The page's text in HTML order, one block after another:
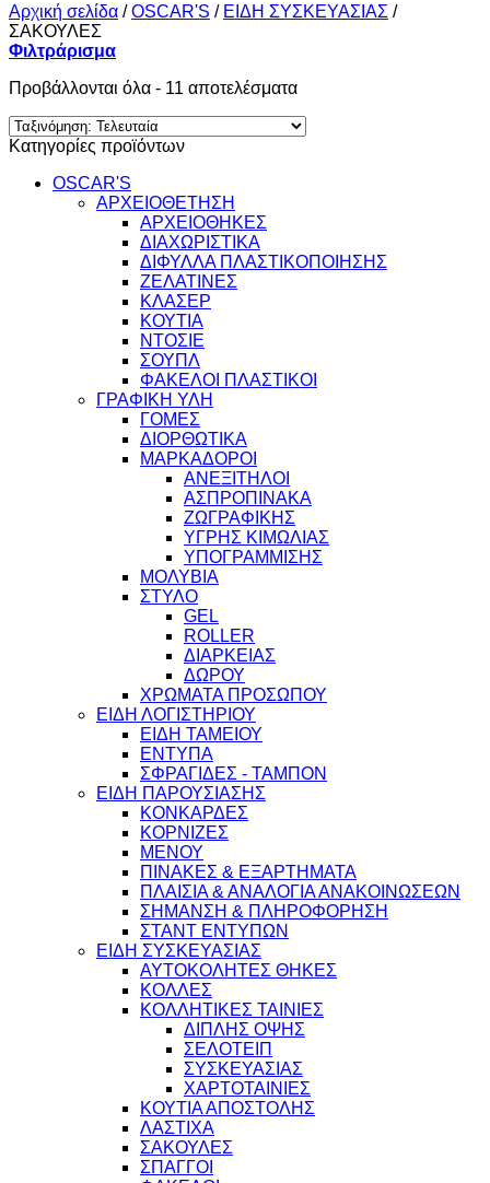
Αρχική σελίδα / OSCAR'S / ΕΙΔΗ ΣΥΣΚΕΥΑΣΙΑΣ /
ΣΑΚΟΥΛΕΣ
Φιλτράρισμα
Προβάλλονται όλα - 11 αποτελέσματαSorted
latest
Κατηγορίες προϊόντων
OSCAR'S
ΑΡΧΕΙΟΘΕΤΗΣΗ
ΑΡΧΕΙΟΘΗΚΕΣ
ΔΙΑΧΩΡΙΣΤΙΚΑ
ΔΙΦΥΛΛΑ ΠΛΑΣΤΙΚΟΠΟΙΗΣΗΣ
ΖΕΛΑΤΙΝΕΣ
ΚΛΑΣΕΡ
ΚΟΥΤΙΑ
ΝΤΟΣΙΕ
ΣΟΥΠΛ
ΦΑΚΕΛΟΙ ΠΛΑΣΤΙΚΟΙ
ΓΡΑΦΙΚΗ ΥΛΗ
ΓΟΜΕΣ
ΔΙΟΡΘΩΤΙΚΑ
ΜΑΡΚΑΔΟΡΟΙ
ΑΝΕΞΙΤΗΛΟΙ
ΑΣΠΡΟΠΙΝΑΚΑ
ΖΩΓΡΑΦΙΚΗΣ
ΥΓΡΗΣ ΚΙΜΩΛΙΑΣ
ΥΠΟΓΡΑΜΜΙΣΗΣ
ΜΟΛΥΒΙΑ
ΣΤΥΛΟ
GEL
ROLLER
ΔΙΑΡΚΕΙΑΣ
ΔΩΡΟΥ
ΧΡΩΜΑΤΑ ΠΡΟΣΩΠΟΥ
ΕΙΔΗ ΛΟΓΙΣΤΗΡΙΟΥ
ΕΙΔΗ ΤΑΜΕΙΟΥ
ΕΝΤΥΠΑ
ΣΦΡΑΓΙΔΕΣ - ΤΑΜΠΟΝ
ΕΙΔΗ ΠΑΡΟΥΣΙΑΣΗΣ
ΚΟΝΚΑΡΔΕΣ
ΚΟΡΝΙΖΕΣ
ΜΕΝΟΥ
ΠΙΝΑΚΕΣ & ΕΞΑΡΤΗΜΑΤΑ
ΠΛΑΙΣΙΑ & ΑΝΑΛΟΓΙΑ ΑΝΑΚΟΙΝΩΣΕΩΝ
ΣΗΜΑΝΣΗ & ΠΛΗΡΟΦΟΡΗΣΗ
ΣΤΑΝΤ ΕΝΤΥΠΩΝ
ΕΙΔΗ ΣΥΣΚΕΥΑΣΙΑΣ
ΑΥΤΟΚΟΛΗΤΕΣ ΘΗΚΕΣ
ΚΟΛΛΕΣ
ΚΟΛΛΗΤΙΚΕΣ ΤΑΙΝΙΕΣ
ΔΙΠΛΗΣ ΟΨΗΣ
ΣΕΛΟΤΕΙΠ
ΣΥΣΚΕΥΑΣΙΑΣ
ΧΑΡΤΟΤΑΙΝΙΕΣ
ΚΟΥΤΙΑ ΑΠΟΣΤΟΛΗΣ
ΛΑΣΤΙΧΑ
ΣΑΚΟΥΛΕΣ
ΣΠΑΓΓΟΙ